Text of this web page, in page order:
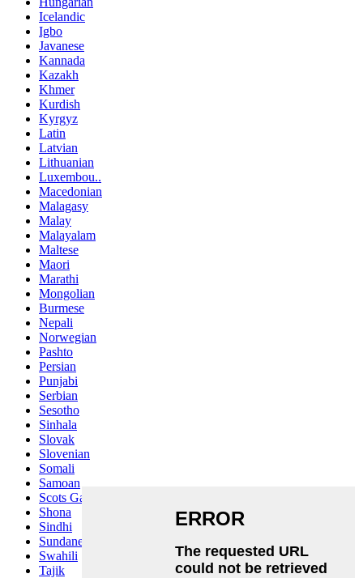
Icelandic
Igbo
Javanese
Kannada
Kazakh
Khmer
Kurdish
Kyrgyz
Latin
Latvian
Lithuanian
Luxembou..
Macedonian
Malagasy
Malay
Malayalam
Maltese
Maori
Marathi
Mongolian
Burmese
Nepali
Norwegian
Pashto
Persian
Punjabi
Serbian
Sesotho
Sinhala
Slovak
Slovenian
Somali
Samoan
Scots Gaelic
Shona
Sindhi
Sundanese
Swahili
Tajik